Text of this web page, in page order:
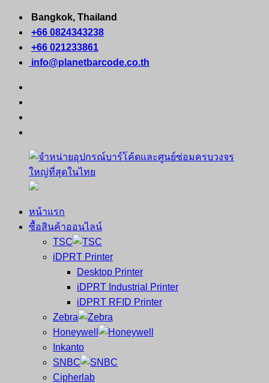
Skip
content
Bangkok, Thailand
+66 0824343238
+66 021233861
info@planetbarcode.co.th
จำหน่าย
คอมพิวเตอร์
หน้าแรก
ซื้อสินค้าออนไลน์
TSC
iDPRT Printer
Desktop Printer
iDPRT Industrial Printer
iDPRT RFID Printer
Zebra
Honeywell
Inkanto
SNBC
Cipherlab